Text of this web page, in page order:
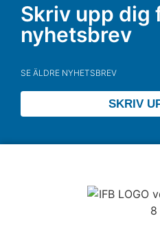
Skriv upp dig
nyhetsbrev
SE ÄLDRE NYHETSBREV
SKRIV